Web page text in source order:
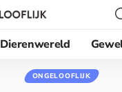
Dierenwereld
ONGELOOFLIJK